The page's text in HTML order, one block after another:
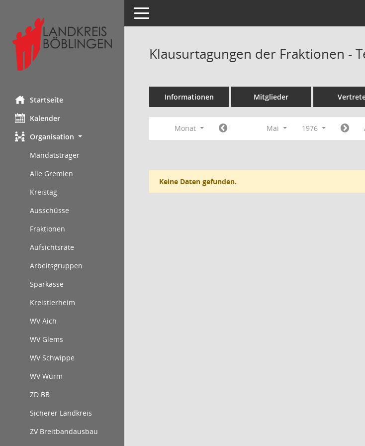
Startseite
Kalender
Organisation
Mandatsträger
Alle Gremien
Kreistag
Ausschüsse
Fraktionen
Aufsichtsräte
Arbeitsgruppen
Sparkasse
Kreistierheim
WV Aich
WV Glems
WV Schwippe
WV Würm
ZD.BB
Sicherer Landkreis
ZV Breitbandausbau
Toggle navigation
Klausurtagungen der Fraktionen -
Informationen Mitglieder
Monat Mai 1976
Keine Daten gefunden.